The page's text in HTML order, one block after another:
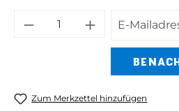
Zum Merkzettel hinzufügen